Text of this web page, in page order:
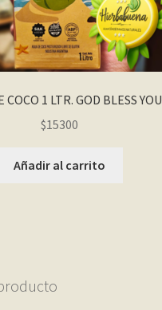
COCO 1 LTR. GOD BLESS YOU
$15300
Añadir al carrito